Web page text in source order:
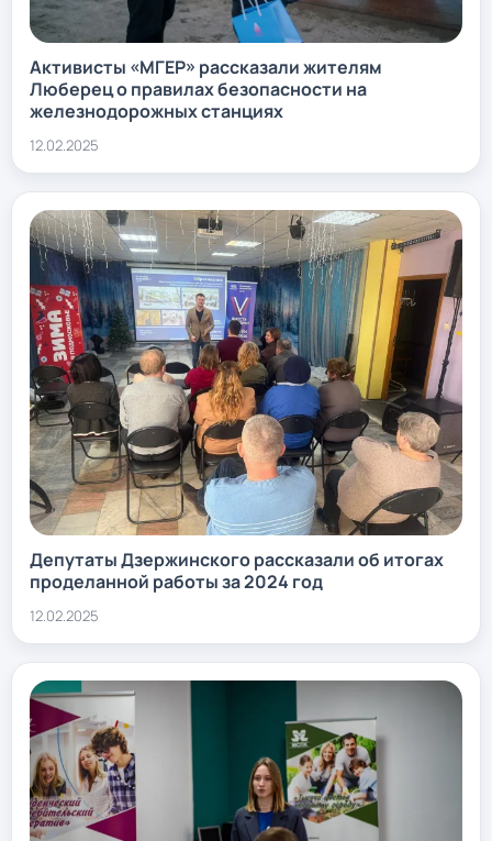
Активисты «МГЕР» рассказали жителям
Люберец о правилах безопасности на
железнодорожных станциях
12.02.2025
Депутаты Дзержинского рассказали об итогах
проделанной работы за 2024 год
12.02.2025